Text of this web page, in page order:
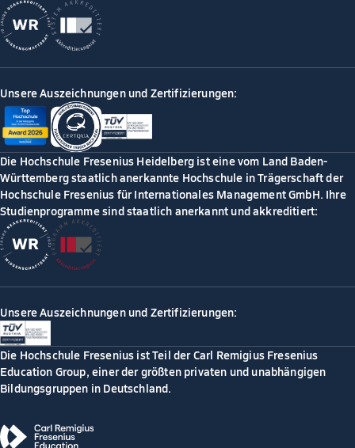
Unsere Auszeichnungen und Zertifizierungen:
Die Hochschule Fresenius Heidelberg ist eine vom Land Baden-
Württemberg staatlich anerkannte Hochschule in Trägerschaft der
Hochschule Fresenius für Internationales Management GmbH. Ihre
Studienprogramme sind staatlich anerkannt und akkreditiert:
Unsere Auszeichnungen und Zertifizierungen:
Die Hochschule Fresenius ist Teil der Carl Remigius Fresenius
Education Group, einer der größten privaten und unabhängigen
Bildungsgruppen in Deutschland.